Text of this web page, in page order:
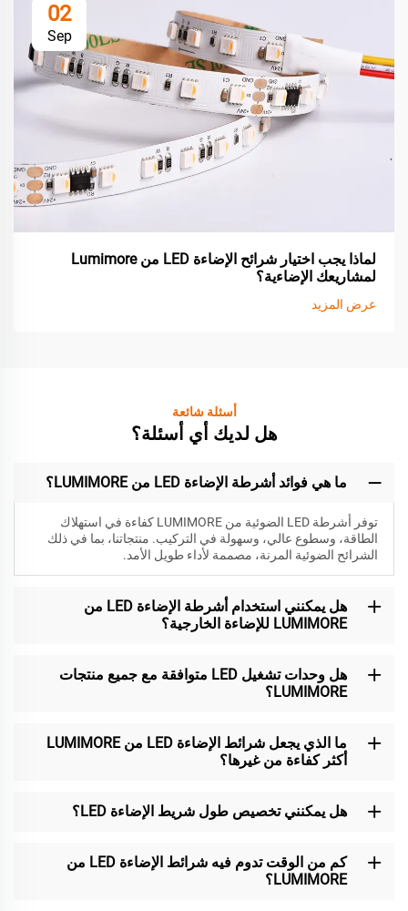
02
Sep
لماذا يجب اختيار شرائح الإضاءة LED من Lumimore
لمشاريعك الإضاءية؟
عرض المزيد
أسئلة شائعة
هل لديك أي أسئلة؟
ما هي فوائد أشرطة الإضاءة LED من LUMIMORE؟
توفر أشرطة LED الضوئية من LUMIMORE كفاءة في استهلاك
الطاقة، وسطوع عالي، وسهولة في التركيب. منتجاتنا، بما في ذلك
الشرائح الضوئية المرنة، مصممة لأداء طويل الأمد.
هل يمكنني استخدام أشرطة الإضاءة LED من
LUMIMORE للإضاءة الخارجية؟
هل وحدات تشغيل LED متوافقة مع جميع منتجات
LUMIMORE؟
ما الذي يجعل شرائط الإضاءة LED من LUMIMORE
أكثر كفاءة من غيرها؟
هل يمكنني تخصيص طول شريط الإضاءة LED؟
كم من الوقت تدوم فيه شرائط الإضاءة LED من
LUMIMORE؟